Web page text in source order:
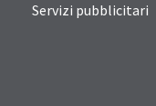
Servizi pubblicitari